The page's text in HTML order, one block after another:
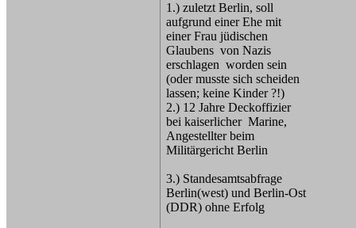
1.) zuletzt Berlin, soll
aufgrund einer Ehe mit
einer Frau jüdischen
Glaubens von Nazis
erschlagen worden sein
(oder musste sich scheiden
lassen; keine Kinder ?!)
2.) 12 Jahre Deckoffizier
bei kaiserlicher Marine,
Angestellter beim
Militärgericht Berlin
3.) Standesamtsabfrage
Berlin(west) und Berlin-Ost
(DDR) ohne Erfolg